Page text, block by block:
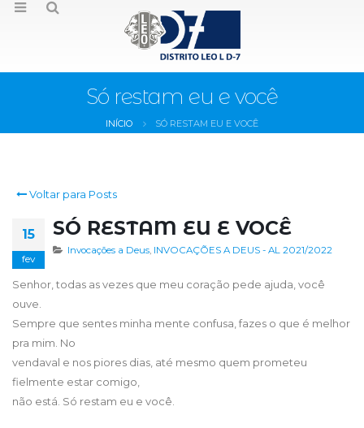
Só restam eu e você
INÍCIO SÓ RESTAM EU E VOCÊ
Voltar para Posts
15
fev
SÓ RESTAM EU E VOCÊ
Invocações a Deus, INVOCAÇÕES A DEUS - AL 2021/2022
Senhor, todas as vezes que meu coração pede ajuda, você
ouve.
Sempre que sentes minha mente confusa, fazes o que é melhor
pra mim. No
vendaval e nos piores dias, até mesmo quem prometeu
fielmente estar comigo,
não está. Só restam eu e você.